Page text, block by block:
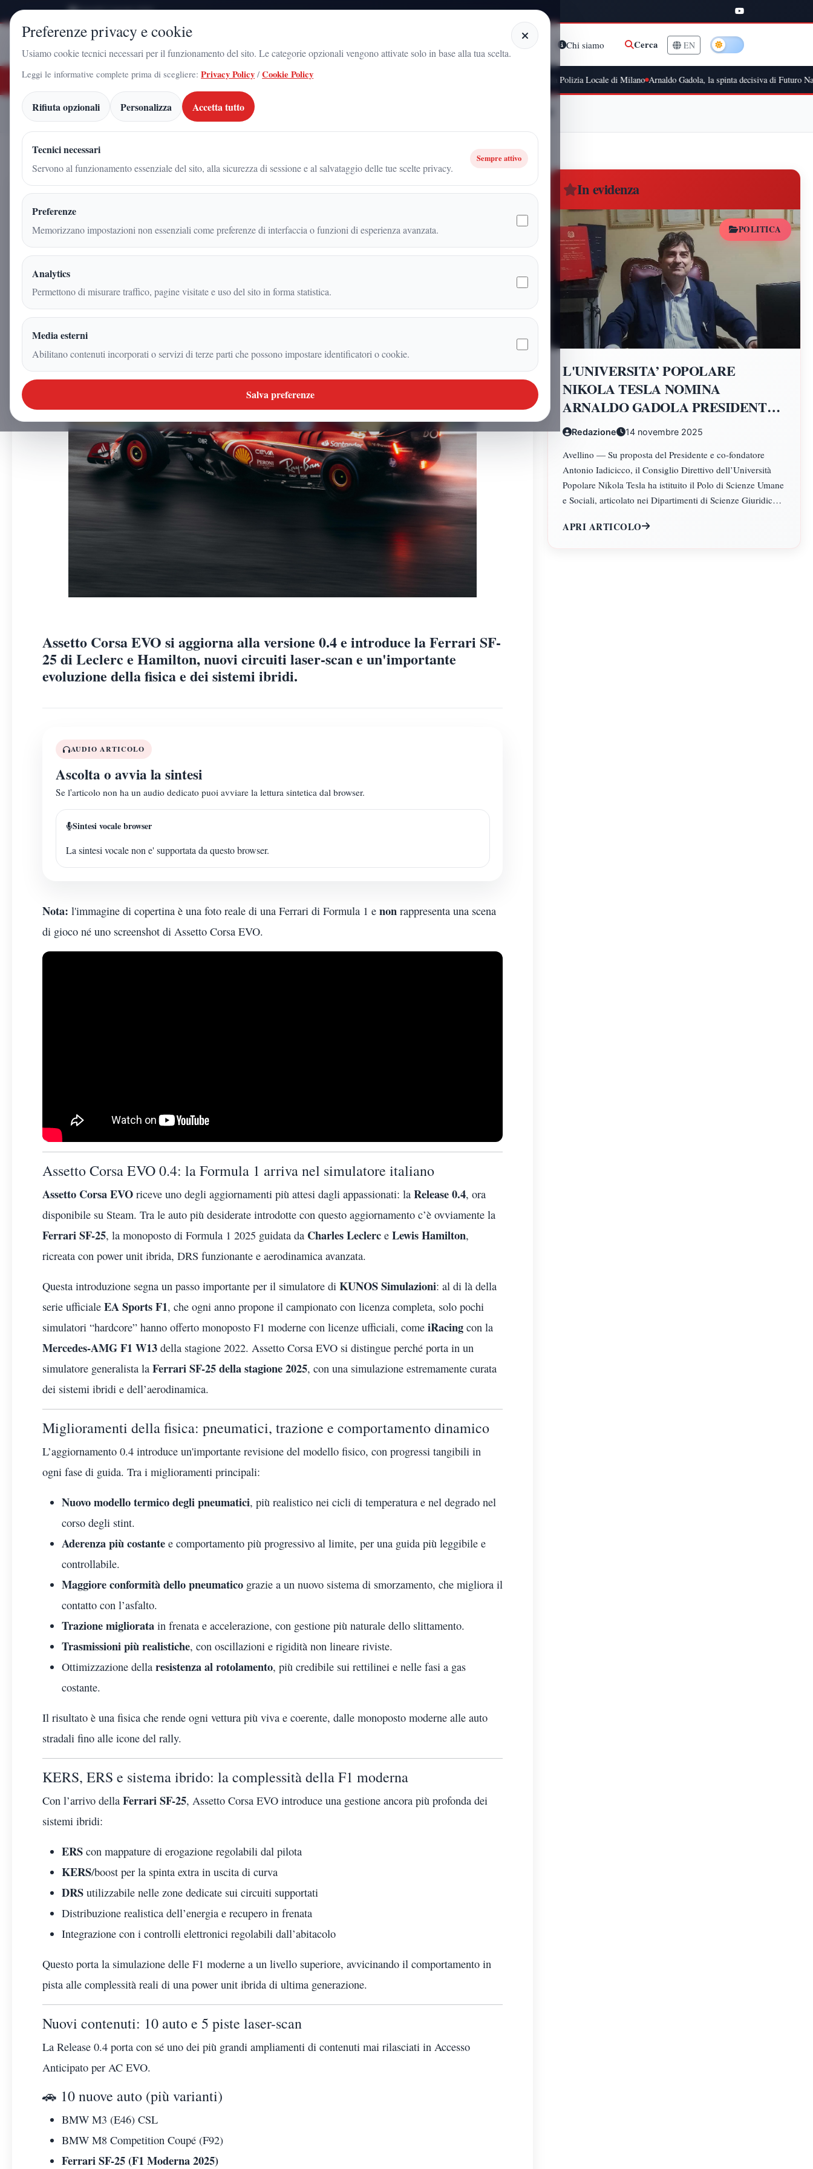
Venerdì 7 Agosto 2026
StampaCampania Notiziario audio Chi siamo Cerca EN
ULTIME NOTIZIE
GADOLA, UN NOME CHE HA ATTRAVERSATO IL TEMPO Tragico inseguimento a Peschiera Borromeo: muore un agente della Polizia Locale di Milano Arnaldo Gadola, la spinta decisiva di Futuro Nazionale in
Home Articoli Arrivano le Formula 1 su Assetto Corsa EVO: disponibile la Release 0.4 con nuovi contenuti e miglioramenti
Arrivano le Formula 1 su Assetto Corsa EVO: disponibile
la Release 0.4 con nuovi contenuti e miglioramenti
Fabio Iadicicco
| 4min | Videogiochi
Assetto Corsa EVO si aggiorna alla versione 0.4 e introduce la Ferrari SF-
25 di Leclerc e Hamilton, nuovi circuiti laser-scan e un'importante
evoluzione della fisica e dei sistemi ibridi.
AUDIO ARTICOLO
Ascolta o avvia la sintesi
Se l'articolo non ha un audio dedicato puoi avviare la lettura sintetica dal browser.
Sintesi vocale browser
La sintesi vocale non e' supportata da questo browser.
Nota: l'immagine di copertina è una foto reale di una Ferrari di Formula 1 e non rappresenta una scena
di gioco né uno screenshot di Assetto Corsa EVO.
Assetto Corsa EVO 0.4: la Formula 1 arriva nel simulatore italiano
Assetto Corsa EVO riceve uno degli aggiornamenti più attesi dagli appassionati: la Release 0.4, ora
disponibile su Steam. Tra le auto più desiderate introdotte con questo aggiornamento c’è ovviamente la
Ferrari SF-25, la monoposto di Formula 1 2025 guidata da Charles Leclerc e Lewis Hamilton,
ricreata con power unit ibrida, DRS funzionante e aerodinamica avanzata.
Questa introduzione segna un passo importante per il simulatore di KUNOS Simulazioni: al di là della
serie ufficiale EA Sports F1, che ogni anno propone il campionato con licenza completa, solo pochi
simulatori “hardcore” hanno offerto monoposto F1 moderne con licenze ufficiali, come iRacing con la
Mercedes-AMG F1 W13 della stagione 2022. Assetto Corsa EVO si distingue perché porta in un
simulatore generalista la Ferrari SF-25 della stagione 2025, con una simulazione estremamente curata
dei sistemi ibridi e dell’aerodinamica.
Miglioramenti della fisica: pneumatici, trazione e comportamento dinamico
L’aggiornamento 0.4 introduce un'importante revisione del modello fisico, con progressi tangibili in
ogni fase di guida. Tra i miglioramenti principali:
Nuovo modello termico degli pneumatici, più realistico nei cicli di temperatura e nel degrado nel
corso degli stint.
Aderenza più costante e comportamento più progressivo al limite, per una guida più leggibile e
controllabile.
Maggiore conformità dello pneumatico grazie a un nuovo sistema di smorzamento, che migliora il
contatto con l’asfalto.
Trazione migliorata in frenata e accelerazione, con gestione più naturale dello slittamento.
Trasmissioni più realistiche, con oscillazioni e rigidità non lineare riviste.
Ottimizzazione della resistenza al rotolamento, più credibile sui rettilinei e nelle fasi a gas
costante.
Il risultato è una fisica che rende ogni vettura più viva e coerente, dalle monoposto moderne alle auto
stradali fino alle icone del rally.
KERS, ERS e sistema ibrido: la complessità della F1 moderna
Con l’arrivo della Ferrari SF-25, Assetto Corsa EVO introduce una gestione ancora più profonda dei
sistemi ibridi:
ERS con mappature di erogazione regolabili dal pilota
KERS/boost per la spinta extra in uscita di curva
DRS utilizzabile nelle zone dedicate sui circuiti supportati
Distribuzione realistica dell’energia e recupero in frenata
Integrazione con i controlli elettronici regolabili dall’abitacolo
Questo porta la simulazione delle F1 moderne a un livello superiore, avvicinando il comportamento in
pista alle complessità reali di una power unit ibrida di ultima generazione.
Nuovi contenuti: 10 auto e 5 piste laser-scan
La Release 0.4 porta con sé uno dei più grandi ampliamenti di contenuti mai rilasciati in Accesso
Anticipato per AC EVO.
🚗 10 nuove auto (più varianti)
BMW M3 (E46) CSL
BMW M8 Competition Coupé (F92)
Ferrari SF-25 (F1 Moderna 2025)
In evidenza
POLITICA
L'UNIVERSITA’ POPOLARE
NIKOLA TESLA NOMINA
ARNALDO GADOLA PRESIDENTE
E DIRETTORE DEI DIPARTIMENTI
DI SCIENZE GIURIDICHE,
ECONOMICHE, SCIENZE
POLITICHE, PSICOLOGIA,
SCIENZE UMANE, FILOSOFIA E
Redazione 14 novembre 2025
Avellino — Su proposta del Presidente e co-fondatore
Antonio Iadicicco, il Consiglio Direttivo dell’Università
Popolare Nikola Tesla ha istituito il Polo di Scienze Umane
e Sociali, articolato nei Dipartimenti di Scienze Giuridiche
Umane, Filosofia e Pedagogia.
APRI ARTICOLO
Preferenze privacy e cookie
Usiamo cookie tecnici necessari per il funzionamento del sito. Le categorie opzionali vengono attivate solo in base alla tua scelta.
Leggi le informative complete prima di scegliere: Privacy Policy /Cookie Policy
Rifiuta opzionali Personalizza Accetta tutto
Tecnici necessari
Servono al funzionamento essenziale del sito, alla sicurezza di sessione e al salvataggio delle tue scelte privacy.
Sempre attivo
Preferenze
Memorizzano impostazioni non essenziali come preferenze di interfaccia o funzioni di esperienza avanzata.
Analytics
Permettono di misurare traffico, pagine visitate e uso del sito in forma statistica.
Media esterni
Abilitano contenuti incorporati o servizi di terze parti che possono impostare identificatori o cookie.
Salva preferenze